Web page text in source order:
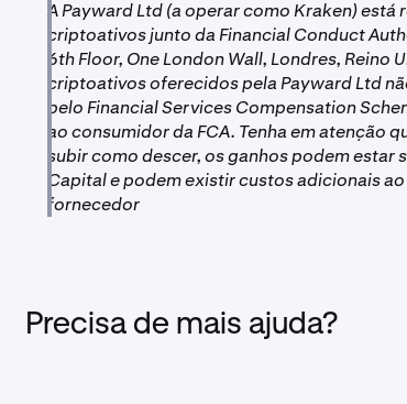
A Payward Ltd (a operar como Kraken)
criptoativos junto da Financial Conduct
6th Floor, One London Wall, Londres, Reino
criptoativos oferecidos pela Payward Ltd
pelo Financial Services Compensation
ao consumidor da FCA. Tenha em atenção
subir como descer, os ganhos podem estar
Capital e podem existir custos adicionais
fornecedor
Precisa de mais ajuda?